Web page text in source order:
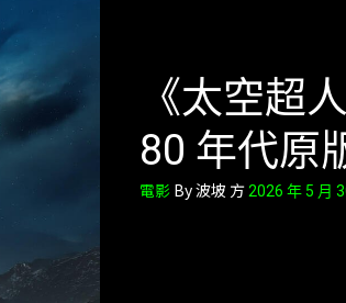
《太空超
80 年代原
電影 By 波坡 方2026 年 5 月